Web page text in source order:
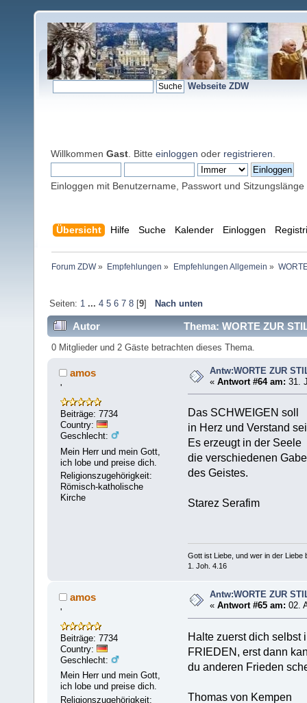
Webseite ZDW
Willkommen Gast . Bitte einloggen oder registrieren
Einloggen mit Benutzername, Passwort und Sitzungslänge
Übersicht Hilfe Suche Kalender Einloggen
Forum ZDW» Empfehlungen » Empfehlungen Allgemein »
Seiten: 1 ... 4 5 6 7 8[9] Nach unten
Autor Thema: WORTE ZUR
0 Mitglieder und 2 Gäste betrachten dieses Thema.
amos
'
Beiträge: 7734
Country:
Geschlecht:
Mein Herr und mein Gott,
ich lobe und preise dich.
Religionszugehörigkeit:
Römisch-katholische
Kirche
Antw:WORTE ZUR
«Antwort #64 am: 31.
Das SCHWEIGEN soll
in Herz und Verstand
Es erzeugt in der Seele
die verschiedenen
des Geistes.
Starez Serafim
Gott ist Liebe, und wer in der Liebe
1. Joh. 4.16
amos
'
Beiträge: 7734
Country:
Geschlecht:
Mein Herr und mein Gott,
ich lobe und preise dich.
Religionszugehörigkeit:
Antw:WORTE ZUR
«Antwort #65 am: 02.
Halte zuerst dich selbst
FRIEDEN, erst dann
du anderen Frieden
Thomas von Kempen